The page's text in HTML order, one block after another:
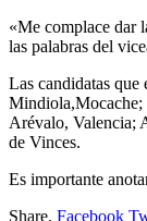
«Me complace dar
las palabras del
Las candidatas
Mindiola,Mocache;
Arévalo, Valencia;
de Vinces.
Es importante
Share. Facebook